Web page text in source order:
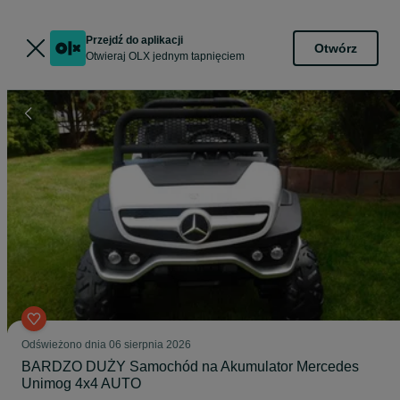
Przejdź do aplikacji
Otwieraj OLX jednym tapnięciem
Otwórz
Odświeżono dnia 06 sierpnia 2026
BARDZO DUŻY Samochód na Akumulator Mercedes
Unimog 4x4 AUTO